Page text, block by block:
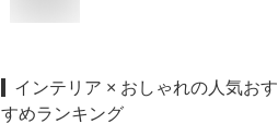
インテリア × おしゃれの人気おす
すめランキング